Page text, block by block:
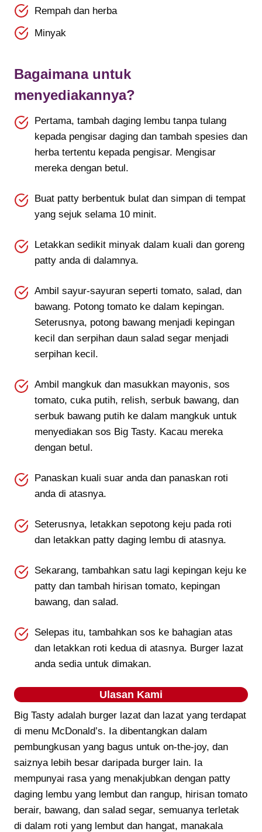
Rempah dan herba
Minyak
Bagaimana untuk
menyediakannya?
Pertama, tambah daging lembu tanpa tulang
kepada pengisar daging dan tambah spesies dan
herba tertentu kepada pengisar. Mengisar
mereka dengan betul.
Buat patty berbentuk bulat dan simpan di tempat
yang sejuk selama 10 minit.
Letakkan sedikit minyak dalam kuali dan goreng
patty anda di dalamnya.
Ambil sayur-sayuran seperti tomato, salad, dan
bawang. Potong tomato ke dalam kepingan.
Seterusnya, potong bawang menjadi kepingan
kecil dan serpihan daun salad segar menjadi
serpihan kecil.
Ambil mangkuk dan masukkan mayonis, sos
tomato, cuka putih, relish, serbuk bawang, dan
serbuk bawang putih ke dalam mangkuk untuk
menyediakan sos Big Tasty. Kacau mereka
dengan betul.
Panaskan kuali suar anda dan panaskan roti
anda di atasnya.
Seterusnya, letakkan sepotong keju pada roti
dan letakkan patty daging lembu di atasnya.
Sekarang, tambahkan satu lagi kepingan keju ke
patty dan tambah hirisan tomato, kepingan
bawang, dan salad.
Selepas itu, tambahkan sos ke bahagian atas
dan letakkan roti kedua di atasnya. Burger lazat
anda sedia untuk dimakan.
Ulasan Kami
Big Tasty adalah burger lazat dan lazat yang terdapat
di menu McDonald’s. Ia dibentangkan dalam
pembungkusan yang bagus untuk on-the-joy, dan
saiznya lebih besar daripada burger lain. Ia
mempunyai rasa yang menakjubkan dengan patty
daging lembu yang lembut dan rangup, hirisan tomato
berair, bawang, dan salad segar, semuanya terletak
di dalam roti yang lembut dan hangat, manakala